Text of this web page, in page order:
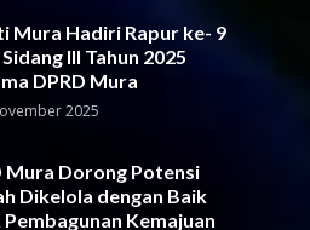
Mura Hadiri Rapur ke- 9
III Tahun 2025
DPRD Mura
2025
Mura Dorong Potensi
Dikelola dengan Baik
Kemajuan